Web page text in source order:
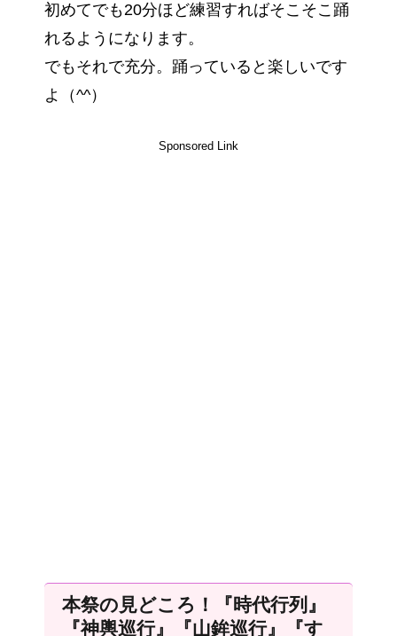
初めてでも20分ほど練習すればそこそこ踊
れるようになります。
でもそれで充分。踊っていると楽しいです
よ（^^）
Sponsored Link
本祭の見どころ！『時代行列』
『神輿巡行』『山鉾巡行』『す